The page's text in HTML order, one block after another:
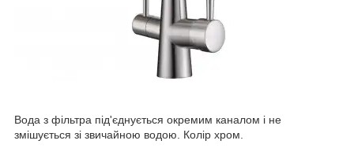
Вода з фільтра під'єднується окремим каналом і не
змішується зі звичайною водою. Колір хром.